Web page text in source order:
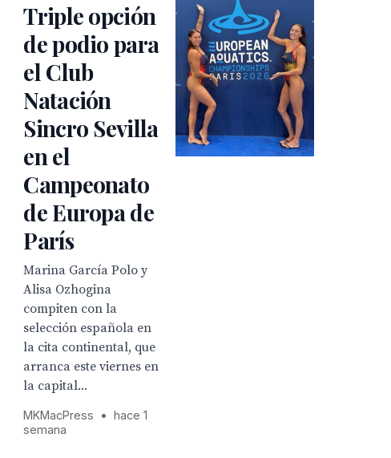
Triple opción
de podio para
el Club
Natación
Sincro Sevilla
en el
Campeonato
de Europa de
París
Marina García Polo y
Alisa Ozhogina
compiten con la
selección española en
la cita continental, que
arranca este viernes en
la capital...
MKMacPress •
hace 1
semana